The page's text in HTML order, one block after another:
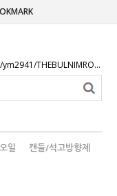
/design/ym2941/THEBULNIMROGO.png
일 캔들/석고방향제